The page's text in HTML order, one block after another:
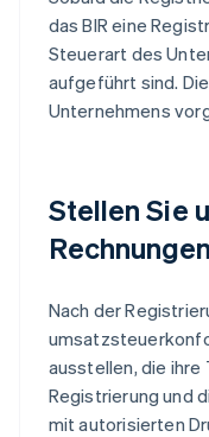
das BIR eine
Steuerart des
aufgeführt sind.
Unternehmens
Stellen Sie
Nach der
ausstellen, die
Registrierung und
mit autorisierten